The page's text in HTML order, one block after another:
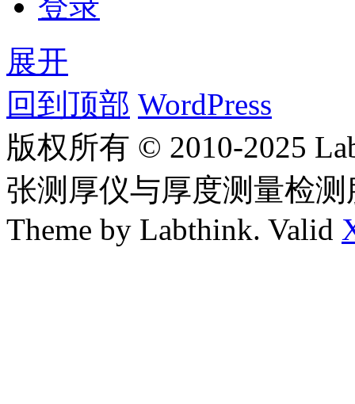
展开
回到顶部 WordPress
版权所有 © 2010-2025
张测厚仪与厚度测量检
Theme by Labthink. Valid